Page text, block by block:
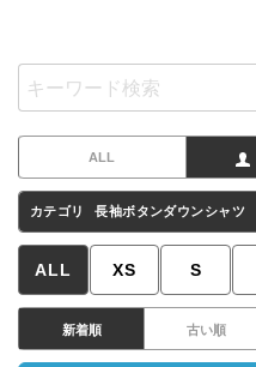
ALL
カテゴリ 長袖ボタンダウンシャツ
ALL XS S
新着順 古い順